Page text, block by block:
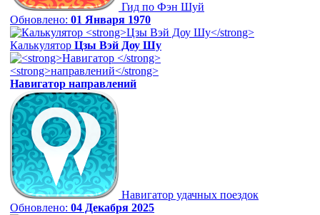
Гид по Фэн Шуй
Обновлено: 01 Января 1970
Калькулятор Цзы Вэй Доу Шу
Навигатор направлений
Навигатор удачных поездок
Обновлено: 04 Декабря 2025